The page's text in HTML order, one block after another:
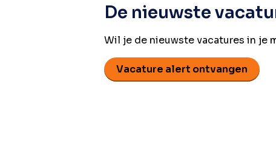
De nieuwste
Wil je de nieuwste vacatures in je
Vacature alert ontvangen